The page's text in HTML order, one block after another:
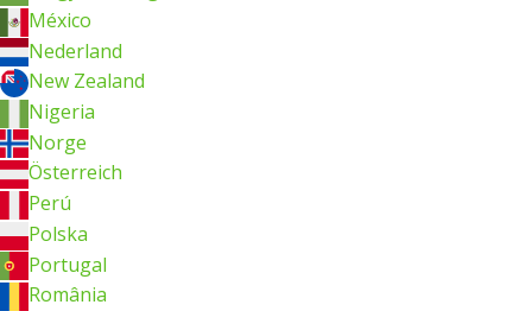
México
Nederland
New Zealand
Nigeria
Norge
Österreich
Perú
Polska
Portugal
România